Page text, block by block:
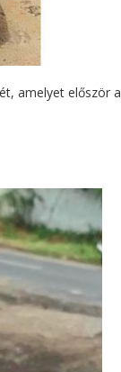
amelyet először a